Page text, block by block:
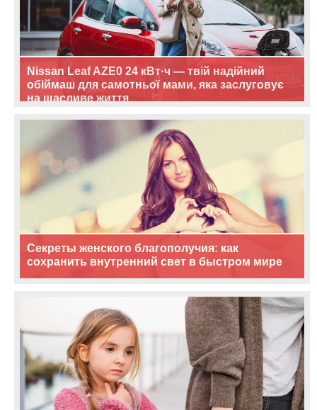
Nissan Leaf AZE0 24 кВт·ч — твій надійний
обіймаш для самотньої мами, яка заслуговує
на щасливе життя
Секреты женского благополучия: как
сохранить внутренний свет в быстром мире